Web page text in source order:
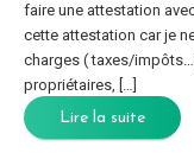
faire une attestation
cette attestation car je
charges ( taxes/
propriétaires, […]
Lire la suite